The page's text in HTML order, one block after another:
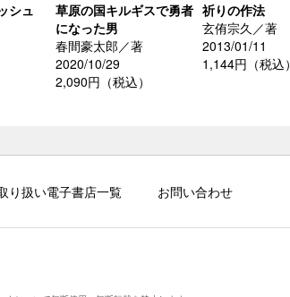
シュ
草原の国キルギスで勇者
になった男
春間豪太郎／著
2020/10/29
2,090円（税込）
祈りの作法
玄侑宗久／著
2013/01/11
1,144円（税込）
り扱い電子書店一覧 お問い合わせ